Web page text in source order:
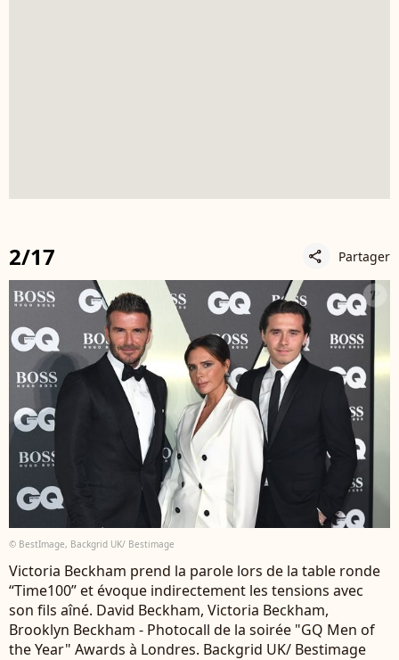
2/17 share Partager
© BestImage, Backgrid UK/ Bestimage
Victoria Beckham prend la parole lors de la table ronde
“Time100” et évoque indirectement les tensions avec
son fils aîné. David Beckham, Victoria Beckham,
Brooklyn Beckham - Photocall de la soirée "GQ Men of
the Year" Awards à Londres. Backgrid UK/ Bestimage